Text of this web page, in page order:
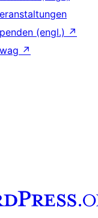
(engl.) ↗
↗